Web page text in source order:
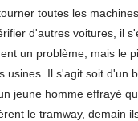
toutes les
d'autres voitures, il
un problème, mais le
usines. Il s'agit soit d'un
jeune homme effrayé
le tramway, demain